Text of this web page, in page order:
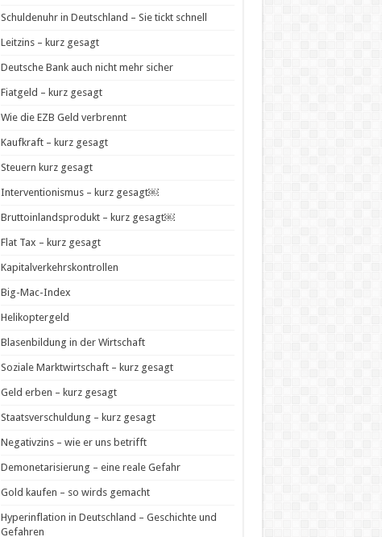
Schuldenuhr in Deutschland – Sie tickt schnell
Leitzins – kurz gesagt
Deutsche Bank auch nicht mehr sicher
Fiatgeld – kurz gesagt
Wie die EZB Geld verbrennt
Kaufkraft – kurz gesagt
Steuern kurz gesagt
Interventionismus – kurz gesagt￼
Bruttoinlandsprodukt – kurz gesagt￼
Flat Tax – kurz gesagt
Kapitalverkehrskontrollen
Big-Mac-Index
Helikoptergeld
Blasenbildung in der Wirtschaft
Soziale Marktwirtschaft – kurz gesagt
Geld erben – kurz gesagt
Staatsverschuldung – kurz gesagt
Negativzins – wie er uns betrifft
Demonetarisierung – eine reale Gefahr
Gold kaufen – so wirds gemacht
Hyperinflation in Deutschland – Geschichte und
Gefahren